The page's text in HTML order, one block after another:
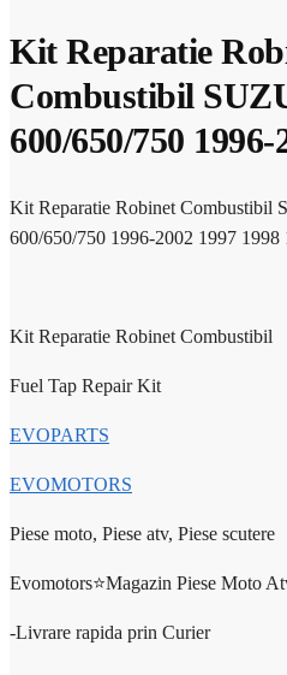
Kit Reparatie
Combustibil
600/650/750 1996-
Kit Reparatie Robinet
600/650/750 1996-2002 1997
Kit Reparatie Robinet Combustibil
Fuel Tap Repair Kit
EVOPARTS
EVOMOTORS
Piese moto, Piese atv, Piese scutere
Evomotors⭐️Magazin Piese Moto
-Livrare rapida prin Curier